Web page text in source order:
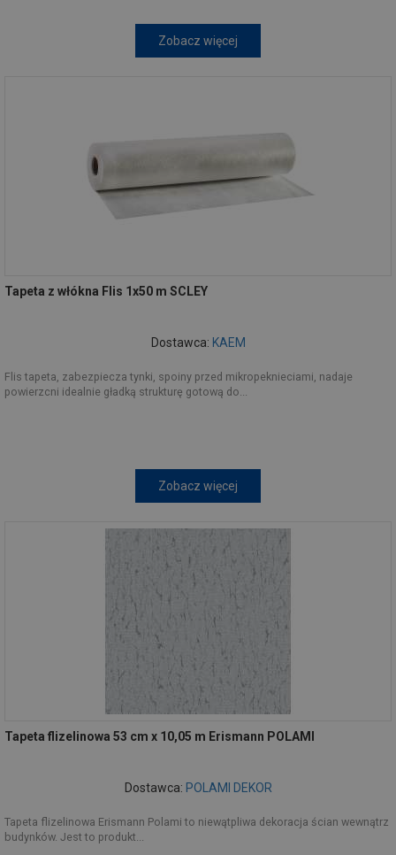
Zobacz więcej
Tapeta z włókna Flis 1x50 m SCLEY
Dostawca: KAEM
Flis tapeta, zabezpiecza tynki, spoiny przed mikropeknieciami, nadaje
powierzcni idealnie gładką strukturę gotową do...
Zobacz więcej
Tapeta flizelinowa 53 cm x 10,05 m Erismann POLAMI
Dostawca: POLAMI DEKOR
Tapeta flizelinowa Erismann Polami to niewątpliwa dekoracja ścian wewnątrz
budynków. Jest to produkt...